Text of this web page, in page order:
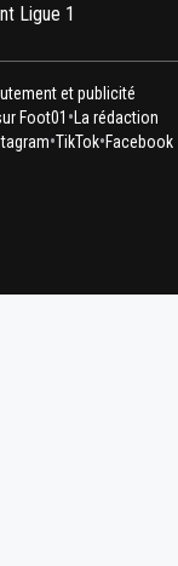
Ligue 1
et publicité
Foot01 • La rédaction
•TikTok•Facebook